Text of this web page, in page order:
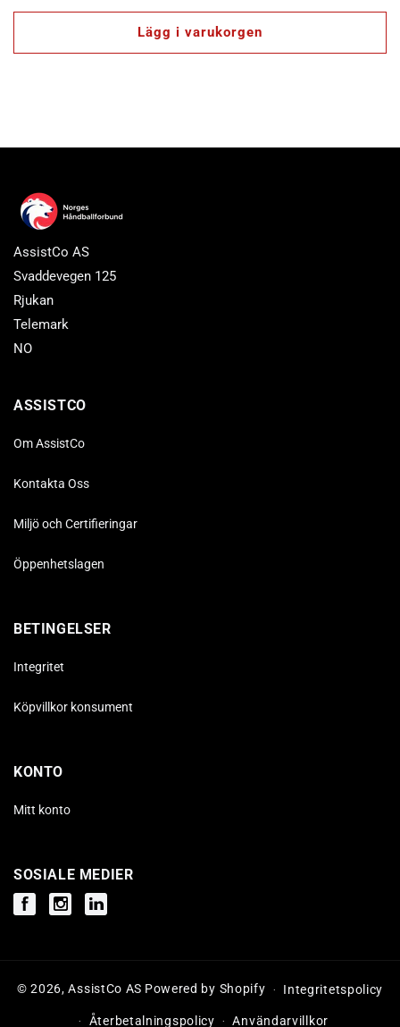
pris
Lägg i varukorgen
AssistCo AS
Svaddevegen 125
Rjukan
Telemark
NO
ASSISTCO
Om AssistCo
Kontakta Oss
Miljö och Certifieringar
Öppenhetslagen
BETINGELSER
Integritet
Köpvillkor konsument
KONTO
Mitt konto
SOSIALE MEDIER
FacebookInstagramInstagram
© 2026,AssistCo AS Powered by Shopify Integritetspolicy
Återbetalningspolicy Användarvillkor